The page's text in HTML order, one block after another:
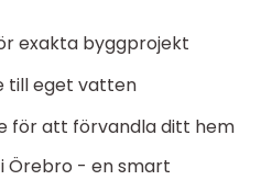
exakta byggprojekt
till eget vatten
för att förvandla ditt hem
Örebro - en smart